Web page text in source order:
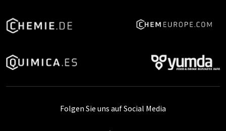
Folgen Sie uns auf Social Media